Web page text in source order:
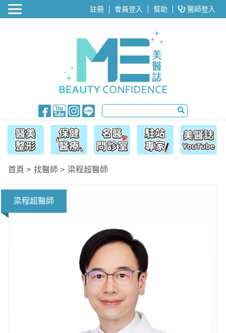
醫美整形 註冊 會員登入 幫助 醫師登入
首頁 找醫師 梁程超醫師
梁程超醫師